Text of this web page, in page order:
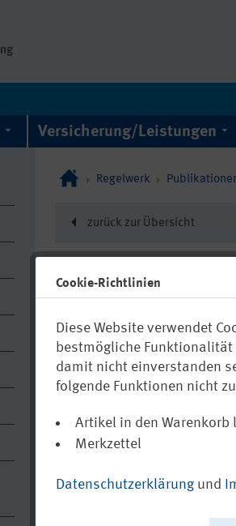
Versicherung/Leistungen
Regelwerk
zurück zur Übersicht
Cookie-Richtlinien
Diese Website verwendet
bestmögliche Funktionalität
damit nicht einverstanden
folgende Funktionen nicht
Artikel in den Warenkorb
Merkzettel
Datenschutzerklärung und